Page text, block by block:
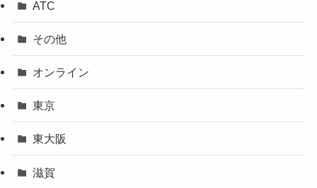
ATC
その他
オンライン
東京
東大阪
滋賀